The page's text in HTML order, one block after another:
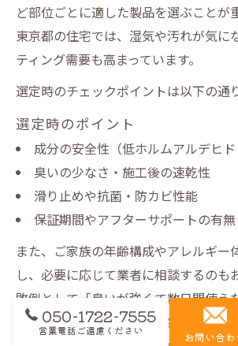
ど部位ごとに適した製品を選ぶことが
東京都の住宅では、湿気や汚れが気に
ティング需要も高まっています。
選定時のチェックポイントは以下の通
選定時のポイント
成分の安全性（低ホルムアルデヒド
臭いの少なさ・施工後の速乾性
滑り止めや抗菌・防カビ性能
保証期間やアフターサポートの有無
また、ご家族の年齢構成やアレルギー
し、必要に応じて業者に相談するのも
敗例として「臭いが強くて数日間使え
やすくなってしまった」などの声もあ
050-1722-7555
営業電話ご遠慮ください お問い合わ